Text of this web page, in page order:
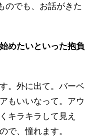
のでも、お話がきた
めたいといった抱負
。外に出て。バーベ
もいいなって。アウ
キラキラして見え
で、憧れます。